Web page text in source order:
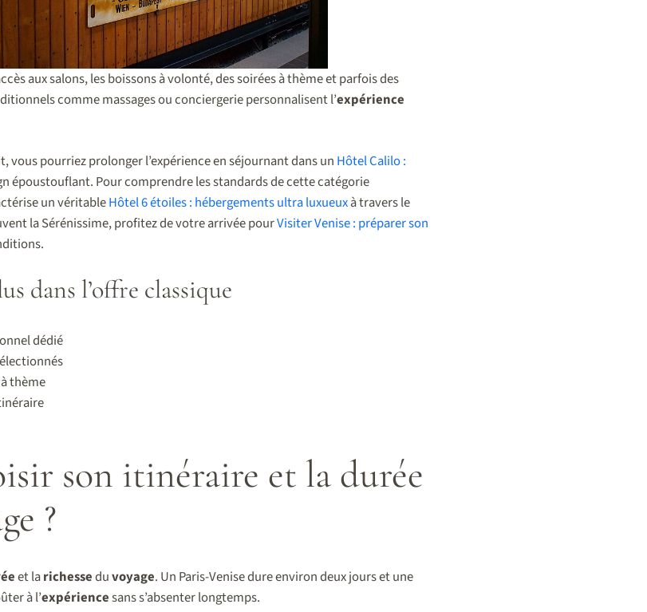
aux salons, les boissons à volonté, des soirées à thème et parfois des
comme massages ou conciergerie personnalisent l’expérience
vous pourriez prolonger l’expérience en séjournant dans un Hôtel Calilo :
époustouflant. Pour comprendre les standards de cette catégorie
un véritableHôtel 6 étoiles : hébergements ultra luxueuxà travers le
la Sérénissime, profitez de votre arrivée pourVisiter Venise : préparer son
dans l’offre classique
dédié
thème
son itinéraire et la durée
?
et larichesseduvoyage. Un Paris-Venise dure environ deux jours et une
à l’expériencesans s’absenter longtemps.